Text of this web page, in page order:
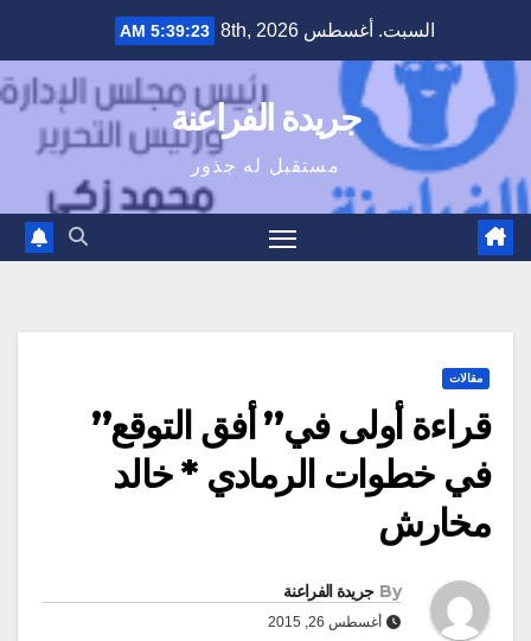
content
السبت. أغسطس 8th, 2026 5:39:24 AM
جريدة الفراعنة
مستقبل له جذور
مقالات
قراءة أولى في” أفق التوقع”
في خطوات الرمادي * خالد
مخارش
By جريدة الفراعنة
أغسطس 26, 2015